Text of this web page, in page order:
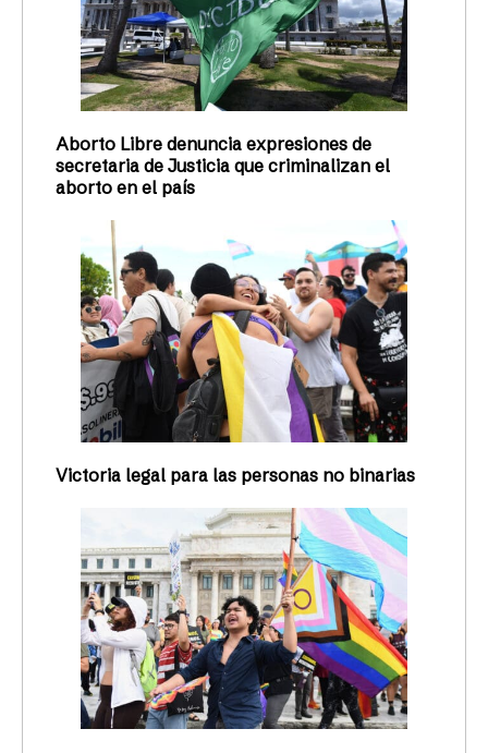
Aborto Libre denuncia expresiones de
secretaria de Justicia que criminalizan el
aborto en el país
Victoria legal para las personas no binarias